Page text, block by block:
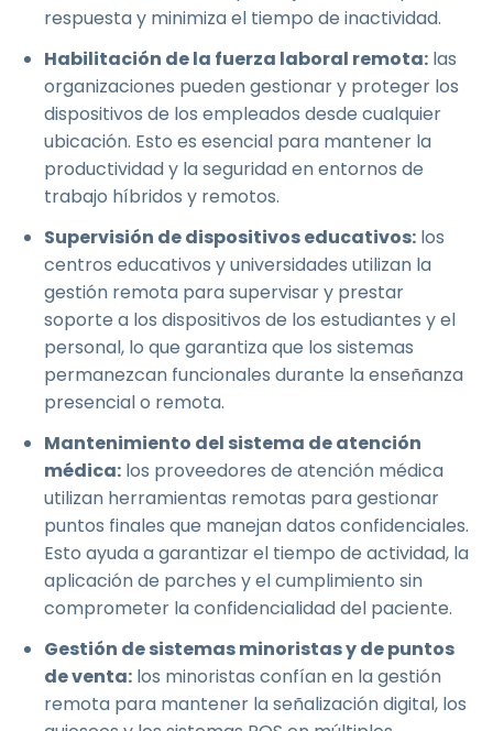
respuesta y minimiza el tiempo de inactividad.
Habilitación de la fuerza laboral remota: las
organizaciones pueden gestionar y proteger los
dispositivos de los empleados desde cualquier
ubicación. Esto es esencial para mantener la
productividad y la seguridad en entornos de
trabajo híbridos y remotos.
Supervisión de dispositivos educativos: los
centros educativos y universidades utilizan la
gestión remota para supervisar y prestar
soporte a los dispositivos de los estudiantes y el
personal, lo que garantiza que los sistemas
permanezcan funcionales durante la enseñanza
presencial o remota.
Mantenimiento del sistema de atención
médica: los proveedores de atención médica
utilizan herramientas remotas para gestionar
puntos finales que manejan datos confidenciales.
Esto ayuda a garantizar el tiempo de actividad, la
aplicación de parches y el cumplimiento sin
comprometer la confidencialidad del paciente.
Gestión de sistemas minoristas y de puntos
de venta: los minoristas confían en la gestión
remota para mantener la señalización digital, los